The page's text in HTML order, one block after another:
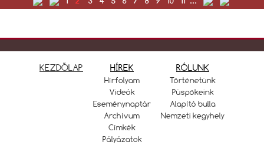
KEZDŐLAP HÍREK
Hírfolyam
Videók
Eseménynaptár
Archívum
Címkék
Pályázatok
RÓLUNK
Történetünk
Püspökeink
Alapító bulla
Nemzeti kegyhely